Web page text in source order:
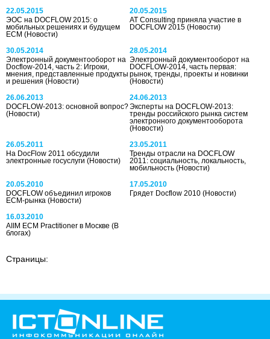
22.05.2015
ЭОС на DOCFLOW 2015: о
мобильных решениях и будущем
ЕСМ (Новости)
20.05.2015
AT Consulting приняла участие в
DOCFLOW 2015(Новости)
30.05.2014
Электронный документооборот на
Docflow-2014, часть 2: Игроки,
мнения, представленные продукты
и решения (Новости)
28.05.2014
Электронный документооборот на
DOCFLOW-2014, часть первая:
рынок, тренды, проекты и новинки
(Новости)
26.06.2013
DOCFLOW-2013: основной вопрос?
(Новости)
24.06.2013
Эксперты на DOCFLOW-2013:
тренды российского рынка систем
электронного документооборота
(Новости)
26.05.2011
На DocFlow 2011 обсудили
электронные госуслуги (Новости)
23.05.2011
Тренды отрасли на DOCFLOW
2011: социальность, локальность,
мобильность(Новости)
20.05.2010
DOCFLOW объединил игроков
ECM-рынка (Новости)
17.05.2010
Грядет Docflow 2010(Новости)
16.03.2010
AIIM ECM Practitioner в Москве (В
блогах)
Страницы: